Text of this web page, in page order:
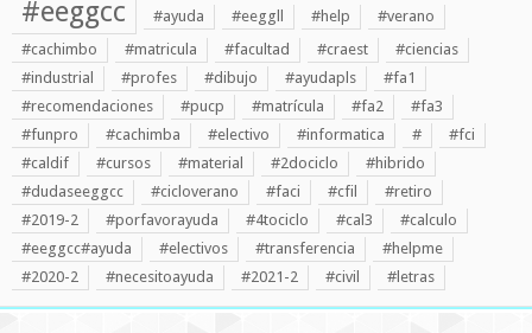
#eeggcc #ayuda #eeggll #help
#verano
#cachimbo
#matricula #facultad #craest
#ciencias
#industrial
#profes #dibujo #ayudapls
#fa1
#recomendaciones
#pucp #matrícula #fa2
#fa3
#funpro
#cachimba #electivo #informatica #
#fci
#caldif
#cursos #material #2dociclo
#hibrido
#dudaseeggcc
#cicloverano #faci #cfil
#retiro
#2019-2
#porfavorayuda #4tociclo #cal3
#calculo
#eeggcc#ayuda
#electivos #transferencia
#helpme
#2020-2
#necesitoayuda #2021-2 #civil #letras